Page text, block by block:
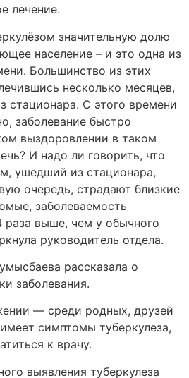
лечение.
значительную долю
население – и это одна из
Большинство из этих
несколько месяцев,
стационара. С этого времени
заболевание быстро
выздоровлении в таком
И надо ли говорить, что
ушедший из стационара,
очередь, страдают близкие
заболеваемость
раза выше, чем у обычного
руководитель отдела.
рассказала о
заболевания.
— среди родных, друзей
симптомы туберкулеза,
к врачу.
выявления туберкулеза